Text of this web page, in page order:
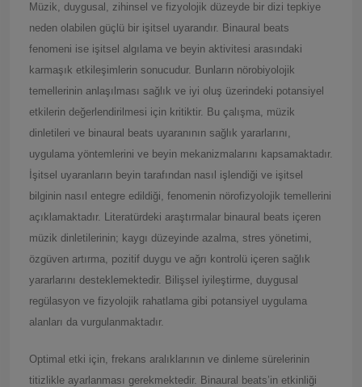
Müzik, duygusal, zihinsel ve fizyolojik düzeyde bir dizi tepkiye
neden olabilen güçlü bir işitsel uyarandır. Binaural beats
fenomeni ise işitsel algılama ve beyin aktivitesi arasındaki
karmaşık etkileşimlerin sonucudur. Bunların nörobiyolojik
temellerinin anlaşılması sağlık ve iyi oluş üzerindeki potansiyel
etkilerin değerlendirilmesi için kritiktir. Bu çalışma, müzik
dinletileri ve binaural beats uyaranının sağlık yararlarını,
uygulama yöntemlerini ve beyin mekanizmalarını kapsamaktadır.
İşitsel uyaranların beyin tarafından nasıl işlendiği ve işitsel
bilginin nasıl entegre edildiği, fenomenin nörofizyolojik temellerini
açıklamaktadır. Literatürdeki araştırmalar binaural beats içeren
müzik dinletilerinin; kaygı düzeyinde azalma, stres yönetimi,
özgüven artırma, pozitif duygu ve ağrı kontrolü içeren sağlık
yararlarını desteklemektedir. Bilişsel iyileştirme, duygusal
regülasyon ve fizyolojik rahatlama gibi potansiyel uygulama
alanları da vurgulanmaktadır.
Optimal etki için, frekans aralıklarının ve dinleme sürelerinin
titizlikle ayarlanması gerekmektedir. Binaural beats’in etkinliği